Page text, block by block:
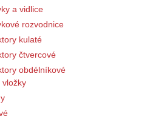
a vidlice
rozvodnice
kulaté
čtvercové
obdélníkové
vložky